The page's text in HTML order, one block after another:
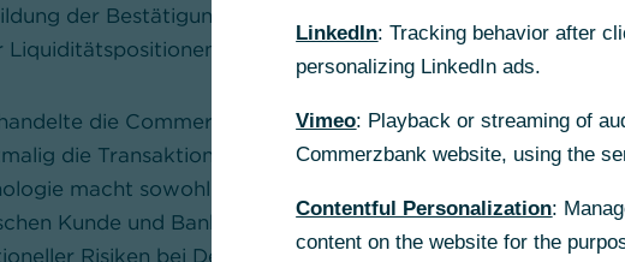
der Bestätigung in Echtzeit können Treasurer eine
Liquiditätspositionen erhalten
die Commerzbank mit thyssenkrupp ein FX Forward
die Transaktion unmittelbar in der Blockchain ab. Der
macht sowohl eine manuelle als auch eine
Kunde und Bank überflüssig und garantiert so eine
Risiken bei Devisengeschäften. Der EUR/PLN-FX-
LinkedIn: Tracking behavior after
personalizing LinkedIn ads.
Vimeo: Playback or streaming of
Commerzbank website, using the
Contentful Personalization:
content on the website for the